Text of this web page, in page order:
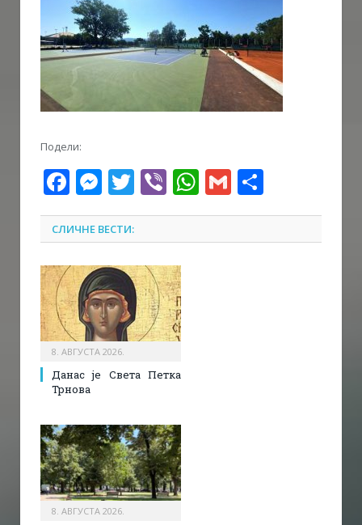
Подели:
Facebook
Messenger
Twitter
ViberWhatsApp
Gmail
СЛИЧНЕ ВЕСТИ:
8. АВГУСТА 2026.
Данас је Света Петка
Трнова
8. АВГУСТА 2026.